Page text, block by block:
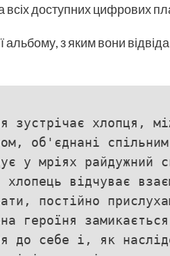
всіх доступних цифрових
з яким вони
зустрічає хлопця,
об'єднані
у мріях райдужний
відчуває
постійно
героїня
до себе і, як